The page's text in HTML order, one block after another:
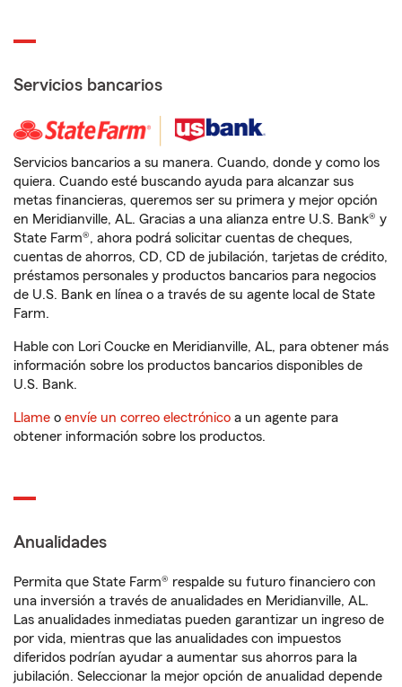
Servicios bancarios
Servicios bancarios a su manera. Cuando, donde y como los
quiera. Cuando esté buscando ayuda para alcanzar sus
metas financieras, queremos ser su primera y mejor opción
en Meridianville, AL. Gracias a una alianza entre U.S. Bank® y
State Farm®, ahora podrá solicitar cuentas de cheques,
cuentas de ahorros, CD, CD de jubilación, tarjetas de crédito,
préstamos personales y productos bancarios para negocios
de U.S. Bank en línea o a través de su agente local de State
Farm.
Hable con Lori Coucke en Meridianville, AL, para obtener más
información sobre los productos bancarios disponibles de
U.S. Bank.
Llame o envíe un correo electrónico a un agente para
obtener información sobre los productos.
Anualidades
Permita que State Farm® respalde su futuro financiero con
una inversión a través de anualidades en Meridianville, AL.
Las anualidades inmediatas pueden garantizar un ingreso de
por vida, mientras que las anualidades con impuestos
diferidos podrían ayudar a aumentar sus ahorros para la
jubilación. Seleccionar la mejor opción de anualidad depende